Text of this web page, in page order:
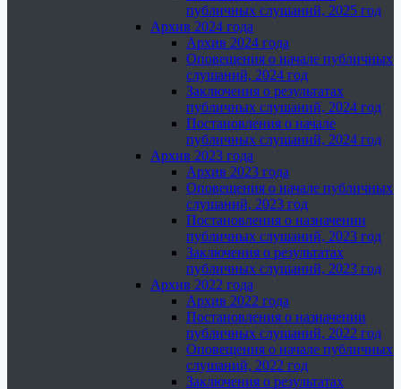
публичных слушаний, 2025 год
Архив 2024 года
Архив 2024 года
Оповещения о начале публичных
слушаний, 2024 год
Заключения о результатах
публичных слушаний, 2024 год
Постановления о начале
публичных слушаний, 2024 год
Архив 2023 года
Архив 2023 года
Оповещения о начале публичных
слушаний, 2023 год
Постановления о назначении
публичных слушаний, 2023 год
Заключения о результатах
публичных слушаний, 2023 год
Архив 2022 года
Архив 2022 года
Постановления о назначении
публичных слушаний, 2022 год
Оповещения о начале публичных
слушаний, 2022 год
Заключения о результатах